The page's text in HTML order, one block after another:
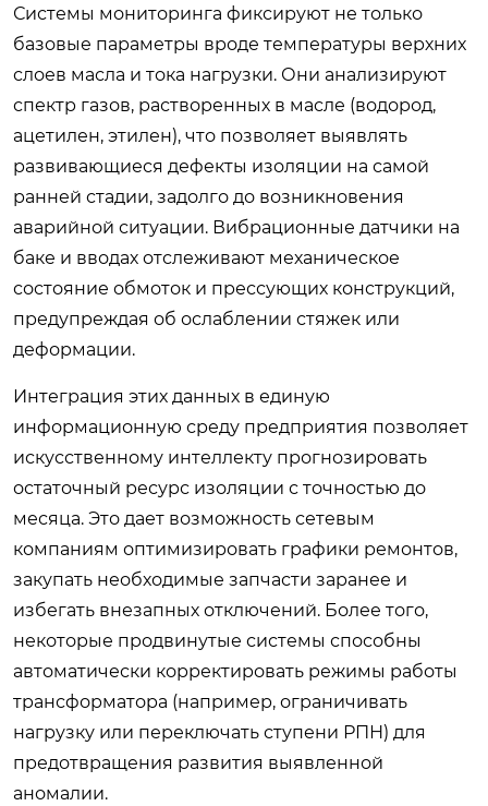
Системы мониторинга фиксируют не только
базовые параметры вроде температуры верхних
слоев масла и тока нагрузки. Они анализируют
спектр газов, растворенных в масле (водород,
ацетилен, этилен), что позволяет выявлять
развивающиеся дефекты изоляции на самой
ранней стадии, задолго до возникновения
аварийной ситуации. Вибрационные датчики на
баке и вводах отслеживают механическое
состояние обмоток и прессующих конструкций,
предупреждая об ослаблении стяжек или
деформации.
Интеграция этих данных в единую
информационную среду предприятия позволяет
искусственному интеллекту прогнозировать
остаточный ресурс изоляции с точностью до
месяца. Это дает возможность сетевым
компаниям оптимизировать графики ремонтов,
закупать необходимые запчасти заранее и
избегать внезапных отключений. Более того,
некоторые продвинутые системы способны
автоматически корректировать режимы работы
трансформатора (например, ограничивать
нагрузку или переключать ступени РПН) для
предотвращения развития выявленной
аномалии.